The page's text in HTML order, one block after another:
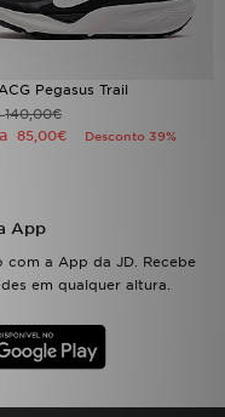
Pegasus Trail
140,00€
85,00€ Desconto 39%
App
a App da JD. Recebe
em qualquer altura.